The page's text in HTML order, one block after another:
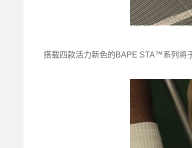
搭载四款活力新色的BAPE STA™系列将